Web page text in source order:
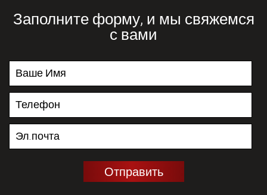
Заполните форму, и мы свяжемся
с вами